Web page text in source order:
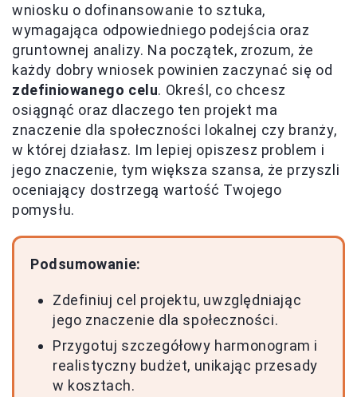
wniosku o dofinansowanie to sztuka,
wymagająca odpowiedniego podejścia oraz
gruntownej analizy. Na początek, zrozum, że
każdy dobry wniosek powinien zaczynać się od
zdefiniowanego celu. Określ, co chcesz
osiągnąć oraz dlaczego ten projekt ma
znaczenie dla społeczności lokalnej czy branży,
w której działasz. Im lepiej opiszesz problem i
jego znaczenie, tym większa szansa, że przyszli
oceniający dostrzegą wartość Twojego
pomysłu.
Podsumowanie:
Zdefiniuj cel projektu, uwzględniając
jego znaczenie dla społeczności.
Przygotuj szczegółowy harmonogram i
realistyczny budżet, unikając przesady
w kosztach.